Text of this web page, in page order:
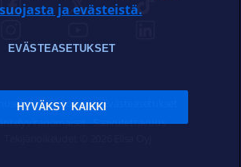
Tietosuoja Evästeasetukset
Saavutettavuus
ja evästeistä.
EVÄSTEASETUKSET
HYVÄKSY KAIKKI